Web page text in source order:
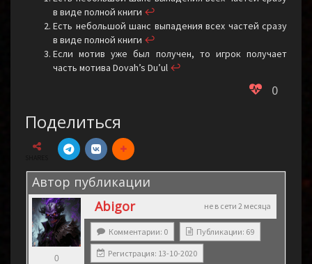
в виде полной книги ↩︎
Есть небольшой шанс выпадения всех частей сразу
в виде полной книги ↩︎
Если мотив уже был получен, то игрок получает
часть мотива Dovah’s Du’ul ↩︎
0
Поделиться
Автор публикации
не в сети 2 месяца
Abigor
0
Комментарии: 0 Публикации: 69
Регистрация: 13-10-2020